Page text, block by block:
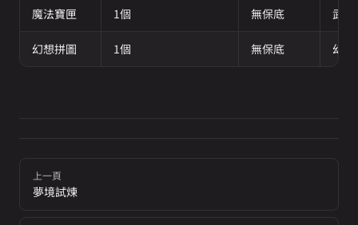
魔法寶匣 1個 無保底 武器
幻想拼圖 1個 無保底 幻
Pager上一頁
夢境試煉